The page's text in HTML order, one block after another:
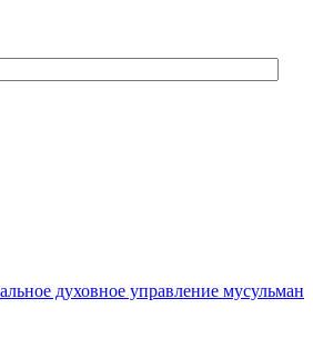
духовное управление мусульман